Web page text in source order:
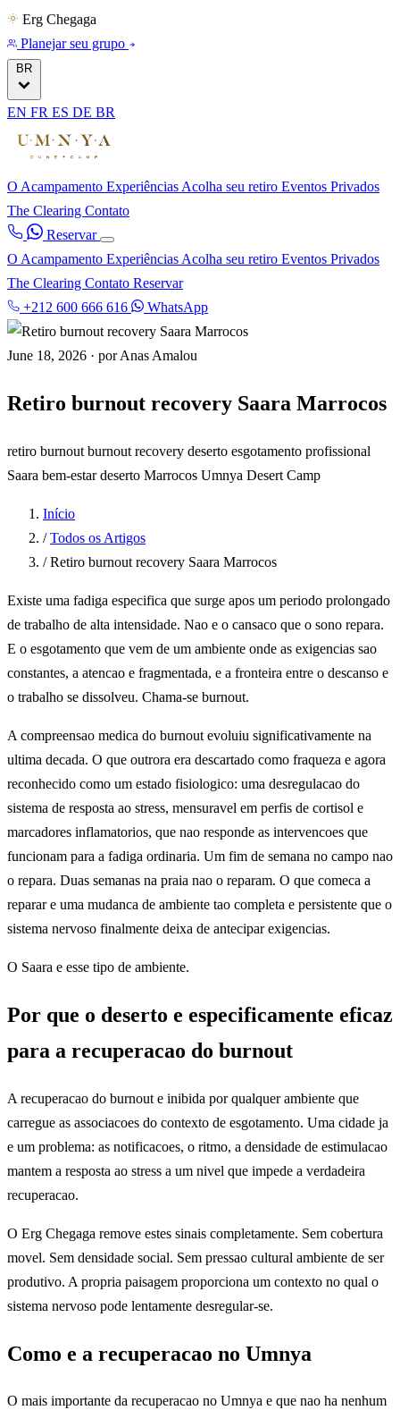
Erg Chegaga
Planejar seu grupo
BR
EN FR ES DE BR
O Acampamento Experiências Acolha seu retiro Eventos Privados
The Clearing Contato
Reservar
O Acampamento Experiências Acolha seu retiro Eventos Privados
The Clearing Contato Reservar
+212 600 666 616
WhatsApp
June 18, 2026 · por Anas Amalou
Retiro burnout recovery Saara Marrocos
retiro burnout burnout recovery deserto esgotamento profissional
Saara bem-estar deserto Marrocos Umnya Desert Camp
Início
/ Todos os Artigos
/ Retiro burnout recovery Saara Marrocos
Existe uma fadiga especifica que surge apos um periodo prolongado
de trabalho de alta intensidade. Nao e o cansaco que o sono repara.
E o esgotamento que vem de um ambiente onde as exigencias sao
constantes, a atencao e fragmentada, e a fronteira entre o descanso e
o trabalho se dissolveu. Chama-se burnout.
A compreensao medica do burnout evoluiu significativamente na
ultima decada. O que outrora era descartado como fraqueza e agora
reconhecido como um estado fisiologico: uma desregulacao do
sistema de resposta ao stress, mensuravel em perfis de cortisol e
marcadores inflamatorios, que nao responde as intervencoes que
funcionam para a fadiga ordinaria. Um fim de semana no campo nao
o repara. Duas semanas na praia nao o reparam. O que comeca a
reparar e uma mudanca de ambiente tao completa e persistente que o
sistema nervoso finalmente deixa de antecipar exigencias.
O Saara e esse tipo de ambiente.
Por que o deserto e especificamente eficaz
para a recuperacao do burnout
A recuperacao do burnout e inibida por qualquer ambiente que
carregue as associacoes do contexto de esgotamento. Uma cidade ja
e um problema: as notificacoes, o ritmo, a densidade de estimulacao
mantem a resposta ao stress a um nivel que impede a verdadeira
recuperacao.
O Erg Chegaga remove estes sinais completamente. Sem cobertura
movel. Sem densidade social. Sem pressao cultural ambiente de ser
produtivo. A propria paisagem proporciona um contexto no qual o
sistema nervoso pode lentamente desregular-se.
Como e a recuperacao no Umnya
O mais importante da recuperacao no Umnya e que nao ha nenhum